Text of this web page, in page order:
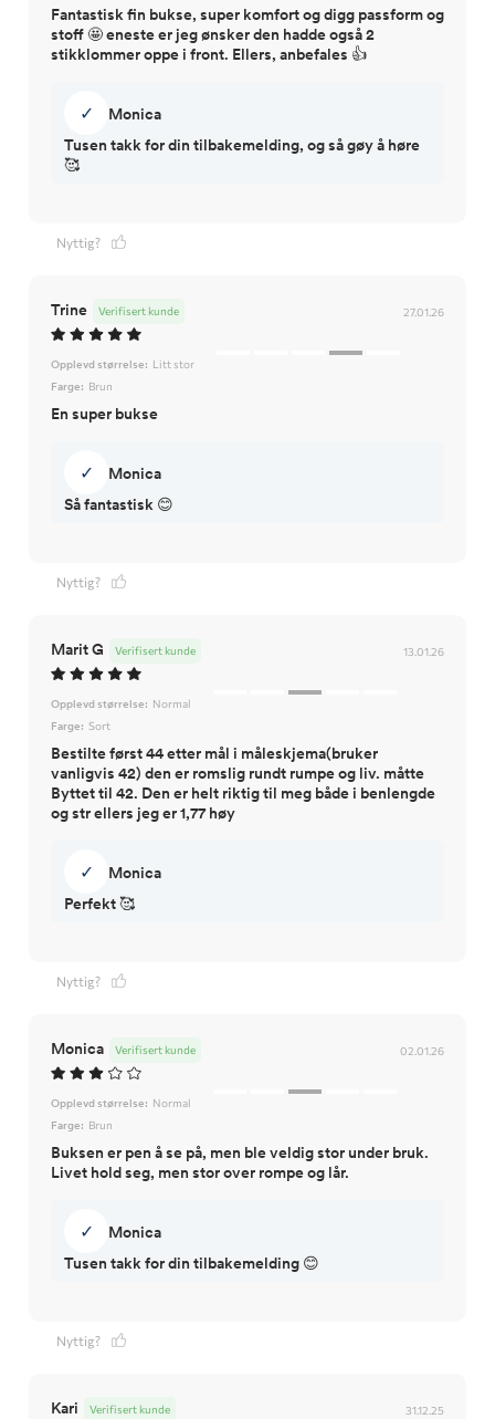
Fantastisk fin bukse, super komfort og digg passform og
stoff 🤩 eneste er jeg ønsker den hadde også 2
stikklommer oppe i front. Ellers, anbefales 👍
✓
Monica
Tusen takk for din tilbakemelding, og så gøy å høre
🥰
Nyttig?
Trine 27.01.26
Verifisert kunde
Opplevd størrelse: Litt stor
Farge: Brun
En super bukse
✓
Monica
Så fantastisk 😊
Nyttig?
Marit G 13.01.26
Verifisert kunde
Opplevd størrelse: Normal
Farge: Sort
Bestilte først 44 etter mål i måleskjema(bruker
vanligvis 42) den er romslig rundt rumpe og liv. måtte
Byttet til 42. Den er helt riktig til meg både i benlengde
og str ellers jeg er 1,77 høy
✓
Monica
Nyttig?
Monica 02.01.26
Verifisert kunde
Opplevd størrelse: Normal
Farge: Brun
Buksen er pen å se på, men ble veldig stor under bruk.
Livet hold seg, men stor over rompe og lår.
✓
Monica
Tusen takk for din tilbakemelding 😊
Nyttig?
Kari 31.12.25
Verifisert kunde